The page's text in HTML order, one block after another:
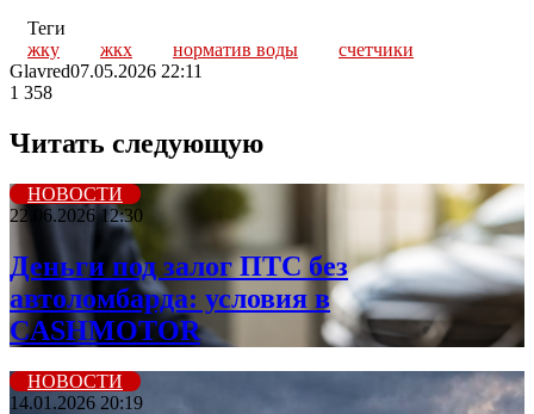
Теги
жку
жкх норматив воды
счетчики
Glavred07.05.2026 22:11
1 358
Читать следующую
НОВОСТИ
22.06.2026 12:30
Деньги под залог ПТС без
автоломбарда: условия в
CASHMOTOR
НОВОСТИ
14.01.2026 20:19